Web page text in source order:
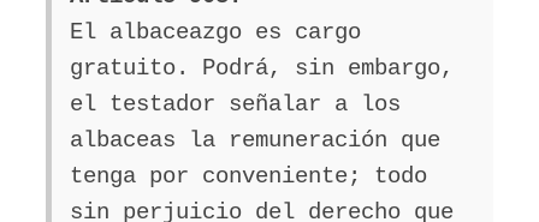
El albaceazgo es cargo
gratuito. Podrá, sin embargo,
el testador señalar a los
albaceas la remuneración que
tenga por conveniente; todo
sin perjuicio del derecho que